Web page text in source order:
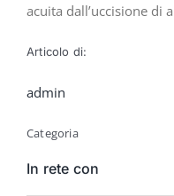
acuita dall’uccisione di
Articolo di:
admin
Categoria
In rete con